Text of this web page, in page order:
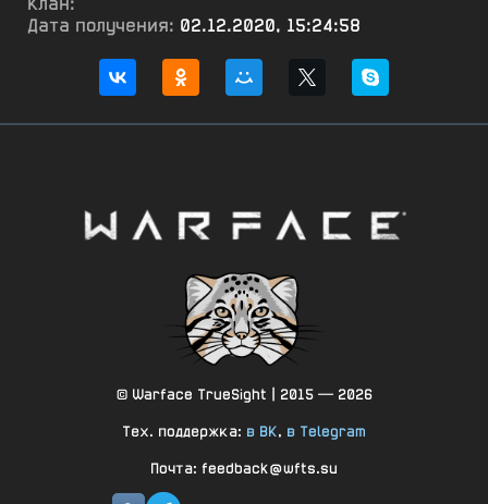
Дата получения: 02.12.2020, 15:24:58
© Warface TrueSight | 2015 — 2026
Тех. поддержка: в ВК, в Telegram
Почта: feedback@wfts.su